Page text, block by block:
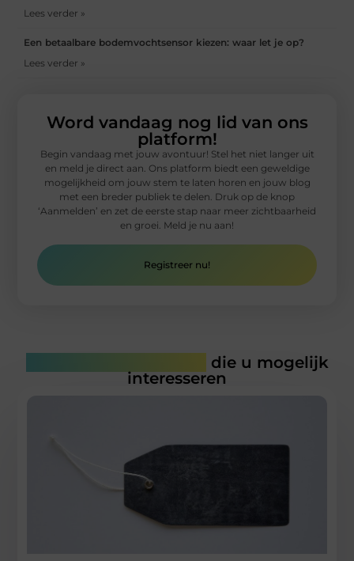
Lees verder »
Een betaalbare bodemvochtsensor kiezen: waar let je op?
Lees verder »
Word vandaag nog lid van ons
platform!
Begin vandaag met jouw avontuur! Stel het niet langer uit
en meld je direct aan. Ons platform biedt een geweldige
mogelijkheid om jouw stem te laten horen en jouw blog
met een breder publiek te delen. Druk op de knop
‘Aanmelden’ en zet de eerste stap naar meer zichtbaarheid
en groei. Meld je nu aan!
Registreer nu!
die u mogelijk
interesseren